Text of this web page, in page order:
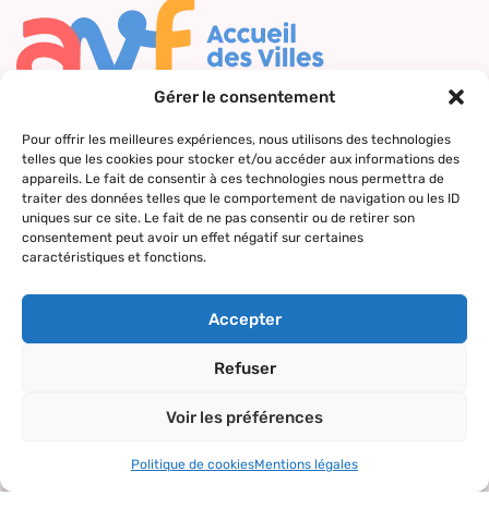
Gérer le consentement
Pour offrir les meilleures expériences, nous utilisons des technologies
telles que les cookies pour stocker et/ou accéder aux informations des
appareils. Le fait de consentir à ces technologies nous permettra de
traiter des données telles que le comportement de navigation ou les ID
uniques sur ce site. Le fait de ne pas consentir ou de retirer son
consentement peut avoir un effet négatif sur certaines
caractéristiques et fonctions.
Accepter
Refuser
Voir les préférences
Politique de cookiesMentions légales
Nous contacter
Qui sommes-
nous ?
Nos valeurs
La charte AVF
Nos actions
Accueil des
nouveaux
arrivants
Rencontres
Activités et
Le réseau
AVF
Répertoire
des AVF
l’actualité du
réseau
Suivez-nous